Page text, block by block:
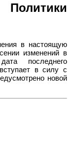
в настоящую
изменений в
последнего
в силу с
новой